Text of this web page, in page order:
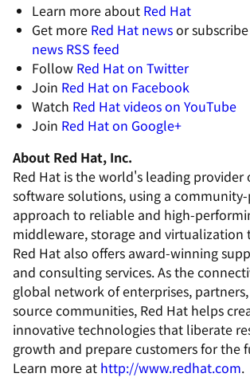
Learn more about Red Hat
Get more Red Hat newsor
news RSS feed
Follow Red Hat on Twitter
Join Red Hat on Facebook
Watch Red Hat videos on YouTube
Join Red Hat on Google+
About Red Hat, Inc.
Red Hat is the world's leading provider
software solutions, using a
approach to reliable and high-
middleware, storage and virtualization
Red Hat also offers award-winning
and consulting services. As the
global network of enterprises,
source communities, Red Hat helps
innovative technologies that liberate
growth and prepare customers for the
Learn more at http://www.redhat.com.